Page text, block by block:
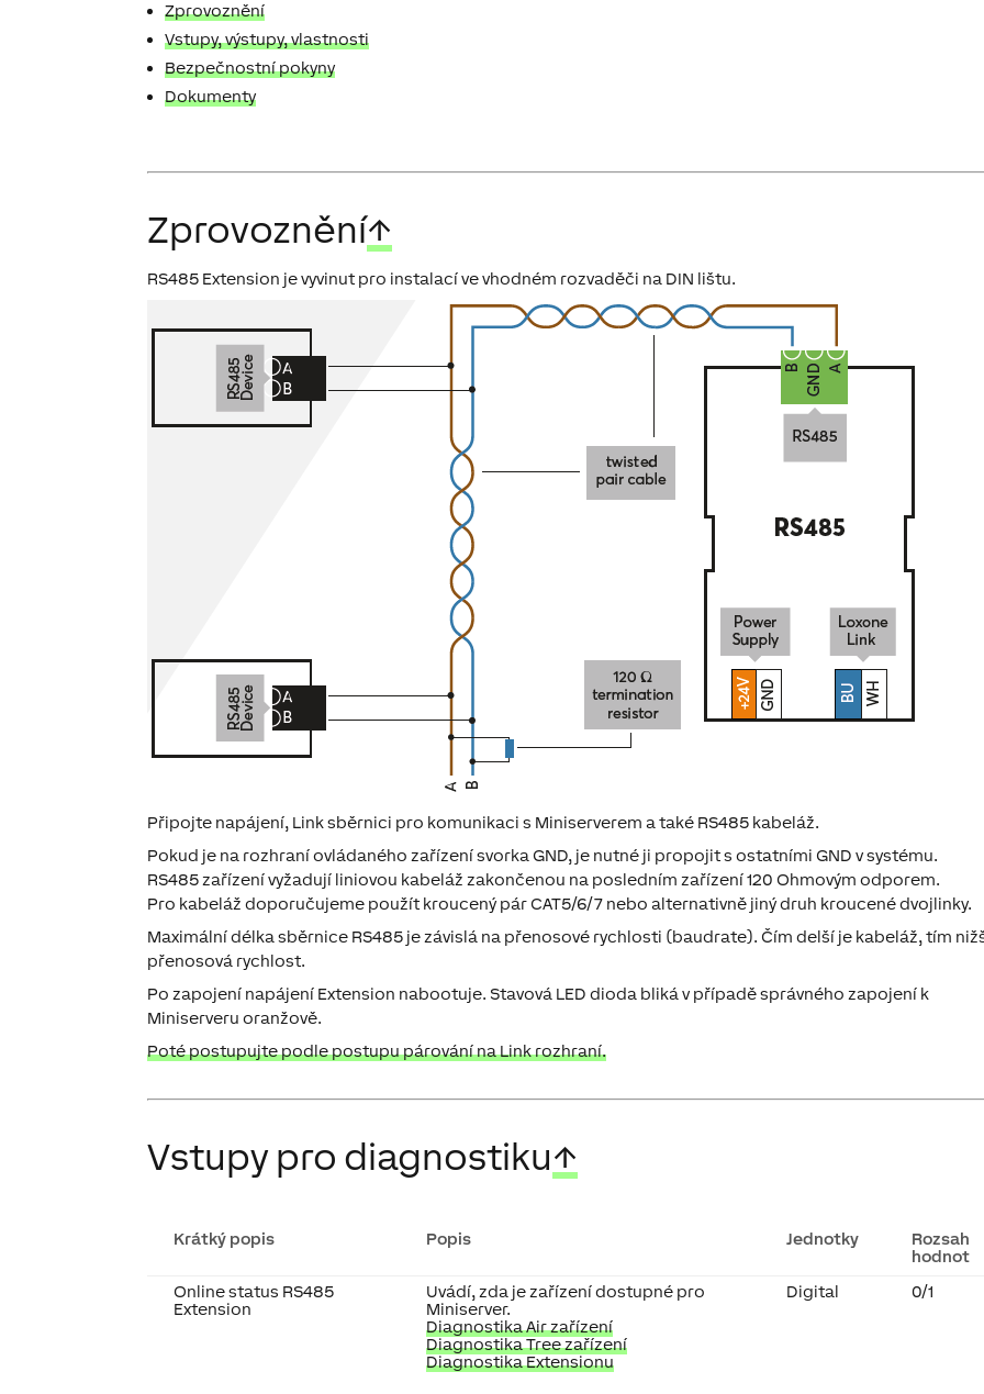
Zprovoznění
Vstupy, výstupy, vlastnosti
Bezpečnostní pokyny
Dokumenty
Zprovoznění↑
RS485 Extension je vyvinut pro instalací ve vhodném rozvaděči na DIN lištu.
Připojte napájení, Link sběrnici pro komunikaci s Miniserverem a také RS485 kabeláž.
Pokud je na rozhraní ovládaného zařízení svorka GND, je nutné ji propojit s ostatními GND v systému.
RS485 zařízení vyžadují liniovou kabeláž zakončenou na posledním zařízení 120 Ohmovým odporem.
Pro kabeláž doporučujeme použít kroucený pár CAT5/6/7 nebo alternativně jiný druh kroucené dvojlinky.
Maximální délka sběrnice RS485 je závislá na přenosové rychlosti (baudrate). Čím delší je kabeláž, tím
přenosová rychlost.
Po zapojení napájení Extension nabootuje. Stavová LED dioda bliká v případě správného zapojení k
Miniserveru oranžově.
Poté postupujte podle postupu párování na Link rozhraní.
Vstupy pro diagnostiku↑
Krátký popis Popis Jednotky
Rozsah
hodnot
Online status RS485
Extension
Uvádí, zda je zařízení dostupné pro
Miniserver.
Diagnostika Air zařízení
Diagnostika Tree zařízení
Diagnostika Extensionu
Digital 0/1